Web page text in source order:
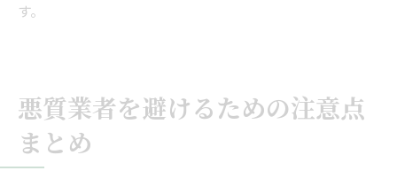
す。
悪質業者を避けるための注意点
まとめ